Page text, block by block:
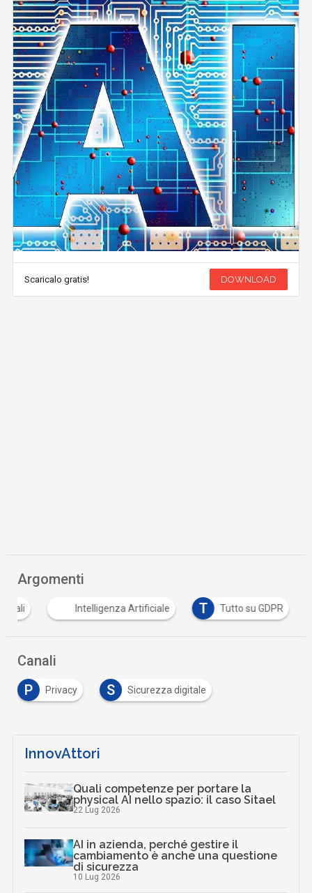
Scaricalo gratis! DOWNLOAD
Argomenti
Intelligenza Artificiale T Tutto su GDPR
Canali
P
Privacy S Sicurezza digitale
InnovAttori
Quali competenze per portare la
physical AI nello spazio: il caso Sitael
22 Lug 2026
AI in azienda, perché gestire il
cambiamento è anche una questione
di sicurezza
10 Lug 2026